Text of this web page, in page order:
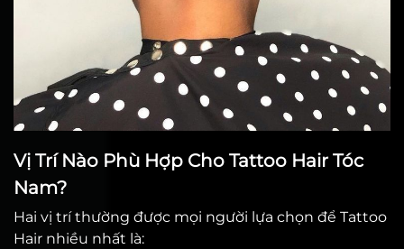
Vị Trí Nào Phù Hợp Cho Tattoo Hair Tóc
Nam?
Hai vị trí thường được mọi người lựa chọn để Tattoo
Hair nhiều nhất là: